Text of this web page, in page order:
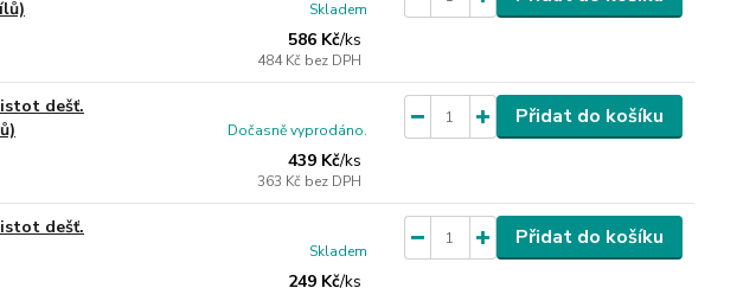
586 Kč/ks
484 Kč bez DPH
Skladem
dešť.
439 Kč/ks
363 Kč bez DPH
Dočasně vyprodáno.
Přidat do košíku
dešť.
249 Kč/ks
Skladem
Přidat do košíku